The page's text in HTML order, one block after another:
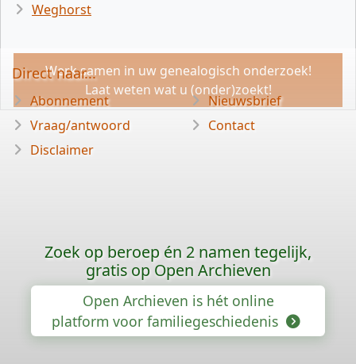
Weghorst
Werk samen in uw genealogisch onderzoek!
Laat weten wat u (onder)zoekt!
Direct naar...
Abonnement
Vraag/antwoord
Disclaimer
Nieuwsbrief
Contact
Zoek op beroep én 2 namen tegelijk,
gratis op Open Archieven
Open Archieven is hét online
platform voor familiegeschiedenis